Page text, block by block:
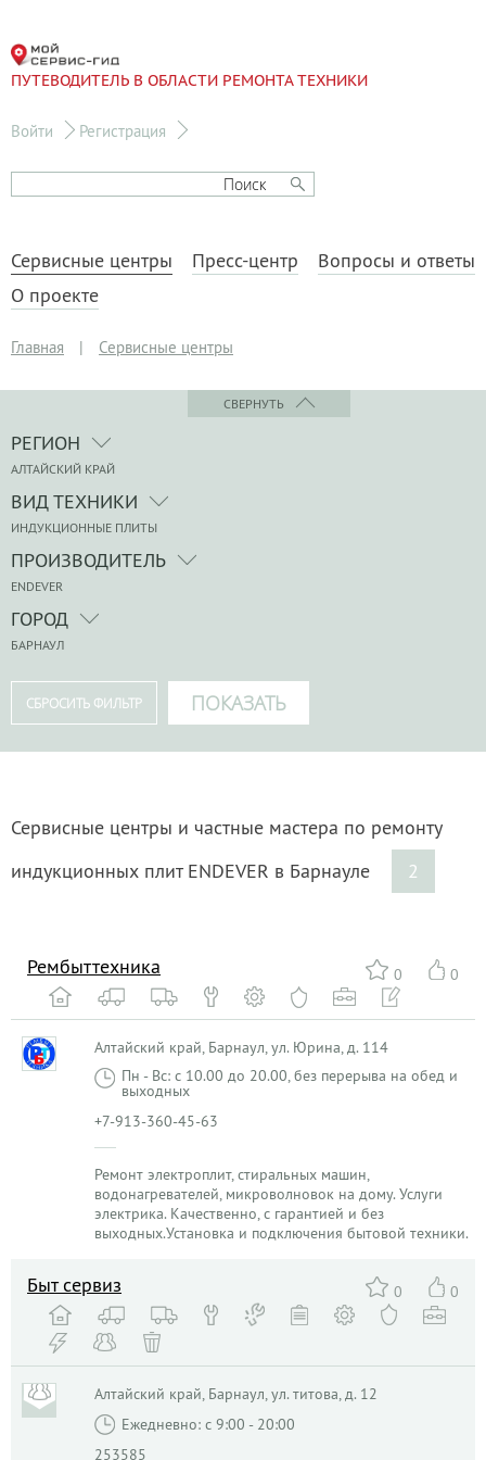
ПУТЕВОДИТЕЛЬ В ОБЛАСТИ РЕМОНТА ТЕХНИКИ
Войти Регистрация
Сервисные центры Пресс-центр
Вопросы и ответы
О проекте
Главная | Сервисные центры
СВЕРНУТЬ
РЕГИОН
АЛТАЙСКИЙ КРАЙ
ВИД ТЕХНИКИ
ИНДУКЦИОННЫЕ ПЛИТЫ
ПРОИЗВОДИТЕЛЬ
ENDEVER
ГОРОД
БАРНАУЛ
Сервисные центры и частные мастера по ремонту
индукционных плит ENDEVER в Барнауле
2
0 0
Рембыттехника
Алтайский край, Барнаул, ул. Юрина, д. 114
Пн - Вс: с 10.00 до 20.00, без перерыва на обед и
выходных
+7-913-360-45-63
Ремонт электроплит, стиральных машин,
водонагревателей, микроволновок на дому. Услуги
электрика. Качественно, с гарантией и без
выходных.Установка и подключения бытовой техники.
0 0
Быт сервиз
Алтайский край, Барнаул, ул. титова, д. 12
Ежедневно: с 9:00 - 20:00
253585